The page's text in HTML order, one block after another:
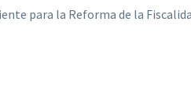
para la Reforma de la